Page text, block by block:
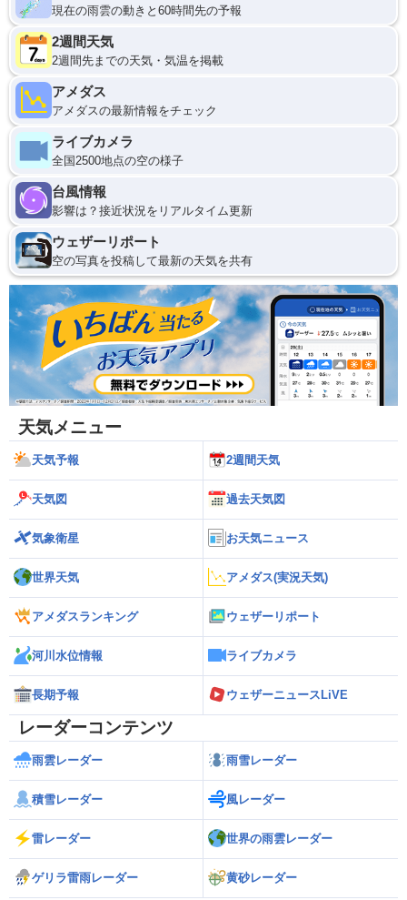
現在の雨雲の動きと60時間先の予報
2週間天気
2週間先までの天気・気温を掲載
アメダス
アメダスの最新情報をチェック
ライブカメラ
全国2500地点の空の様子
台風情報
影響は？接近状況をリアルタイム更新
ウェザーリポート
空の写真を投稿して最新の天気を共有
天気メニュー
天気予報 2週間天気
天気図 過去天気図
気象衛星 お天気ニュース
世界天気 アメダス(実況天気)
アメダスランキング ウェザーリポート
河川水位情報 ライブカメラ
長期予報 ウェザーニュースLiVE
レーダーコンテンツ
雨雲レーダー 雨雪レーダー
積雪レーダー 風レーダー
雷レーダー 世界の雨雲レーダー
ゲリラ雷雨レーダー 黄砂レーダー